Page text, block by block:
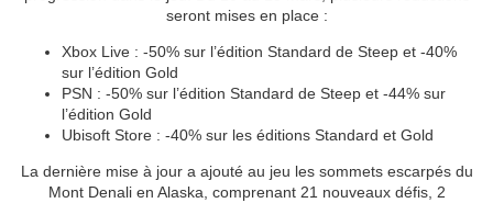
seront mises en place :
Xbox Live : -50% sur l’édition Standard de Steep et -40%
sur l’édition Gold
PSN : -50% sur l’édition Standard de Steep et -44% sur
l’édition Gold
Ubisoft Store : -40% sur les éditions Standard et Gold
La dernière mise à jour a ajouté au jeu les sommets escarpés du
Mont Denali en Alaska, comprenant 21 nouveaux défis, 2